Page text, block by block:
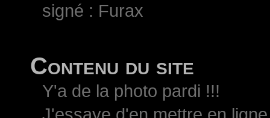
signé : Furax
Contenu du site
Y'a de la photo pardi !!!